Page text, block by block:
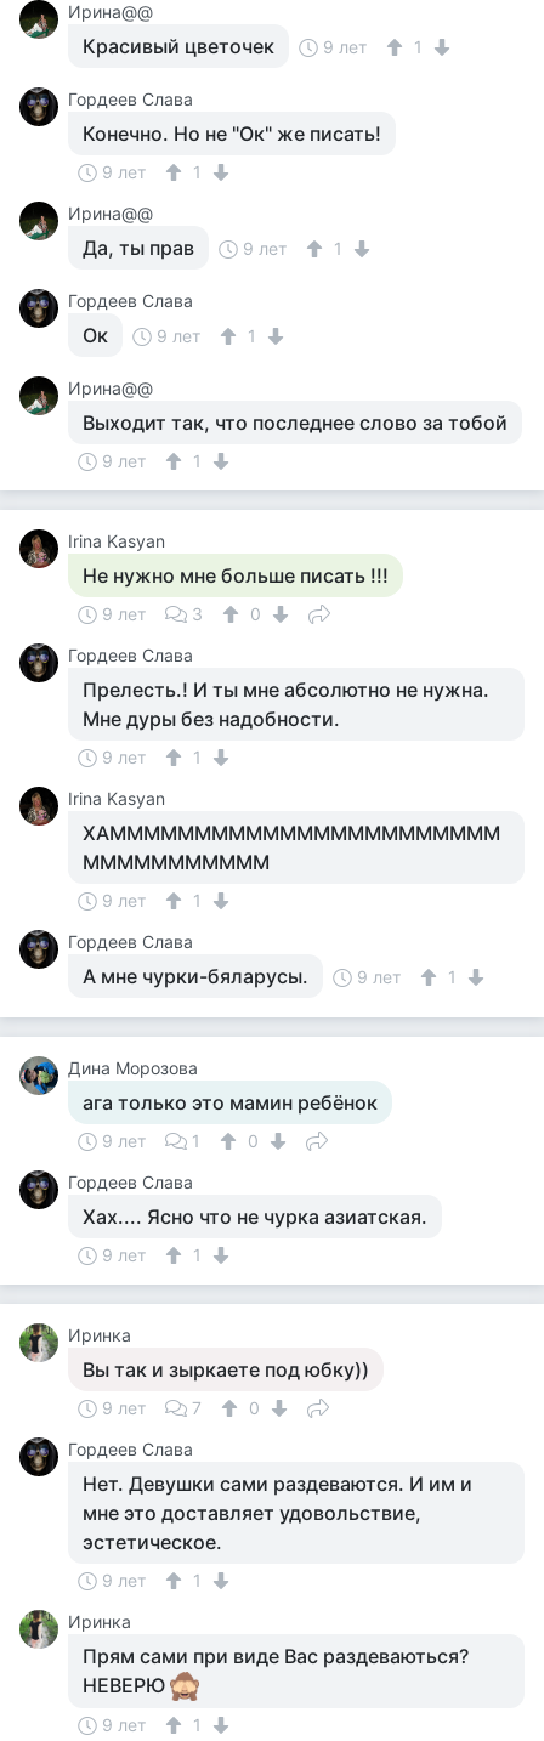
Ирина@@
Красивый цветочек 9 лет 1
Гордеев Слава
Конечно. Но не "Ок" же писать!
9 лет
1
Ирина@@
Да, ты прав 9 лет 1
Гордеев Слава
Ок 9 лет 1
Ирина@@
Выходит так, что последнее слово за тобой
9 лет 1
Irina Kasyan
Не нужно мне больше писать !!!
9 лет 3
0
Гордеев Слава
Прелесть.! И ты мне абсолютно не нужна.
Мне дуры без надобности.
9 лет
1
Irina Kasyan
ХАМММММММММММММММММММММММ
МММММММММММ
9 лет
1
Гордеев Слава
А мне чурки-бяларусы. 9 лет 1
Дина Морозова
ага только это мамин ребёнок
9 лет 1
0
Гордеев Слава
Хах.... Ясно что не чурка азиатская.
9 лет 1
Иринка
Вы так и зыркаете под юбку))
9 лет 7
0
Гордеев Слава
Нет. Девушки сами раздеваются. И им и
мне это доставляет удовольствие,
эстетическое.
9 лет
1
Иринка
Прям сами при виде Вас раздеваються?
НЕВЕРЮ
9 лет 1